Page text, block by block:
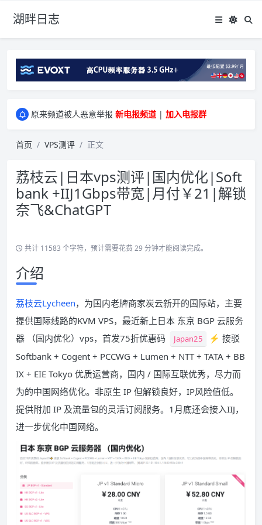
湖畔日志
greenwebpage|香港|日本|新加坡|美国等多地vps测评|移动直连|1Gbps带宽|年付€29
原来频道被人恶意举报 新电报频道 | 加入电报群
首页 VPS测评 正文
荔枝云|日本vps测评|国内优化|Soft
bank +IIJ1Gbps带宽|月付￥21|解锁
奈飞&ChatGPT
共计 11583 个字符，预计需要花费 29 分钟才能阅读完成。
介绍
荔枝云Lycheen，为国内老牌商家炭云新开的国际站，主要
提供国际线路的KVM VPS，最近新上日本 东京 BGP 云服务
器 （国内优化）vps，首发75折优惠码
Japan25
⚡ 接驳
Softbank + Cogent + PCCWG + Lumen + NTT + TATA + BB
IX + EIE Tokyo 优质运营商，国内 / 国际互联优秀，尽力而
为的中国网络优化。非原生 IP 但解锁良好，IP风险值低。
提供附加 IP 及流量包的灵活订阅服务。1月底还会接入IIJ，
进一步优化中国网络。